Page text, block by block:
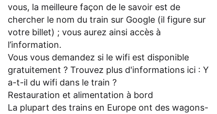
vous, la meilleure façon de le savoir est de
chercher le nom du train sur Google (il figure sur
votre billet) ; vous aurez ainsi accès à
l’information.
Vous vous demandez si le wifi est disponible
gratuitement ? Trouvez plus d'informations ici : Y
a-t-il du wifi dans le train ?
Restauration et alimentation à bord
La plupart des trains en Europe ont des wagons-